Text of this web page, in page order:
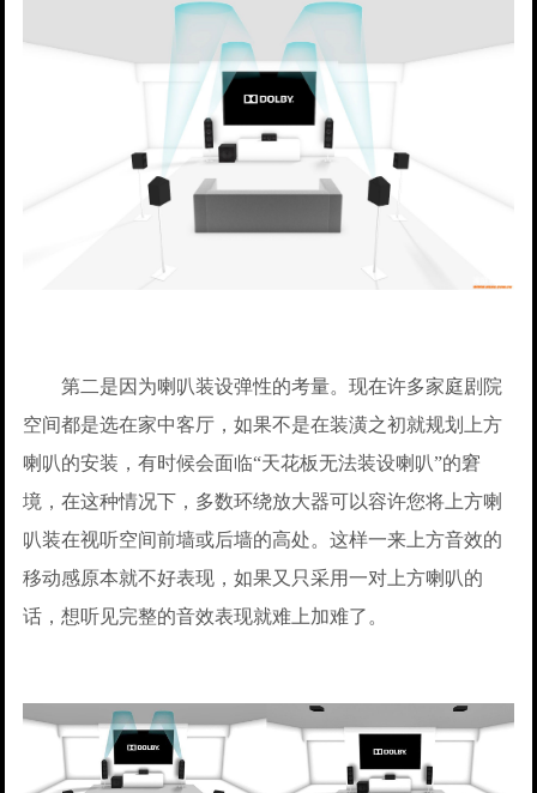
第二是因为喇叭装设弹性的考量。现在许多家庭剧院
空间都是选在家中客厅，如果不是在装潢之初就规划上方
喇叭的安装，有时候会面临“天花板无法装设喇叭”的窘
境，在这种情况下，多数环绕放大器可以容许您将上方喇
叭装在视听空间前墙或后墙的高处。这样一来上方音效的
移动感原本就不好表现，如果又只采用一对上方喇叭的
话，想听见完整的音效表现就难上加难了。